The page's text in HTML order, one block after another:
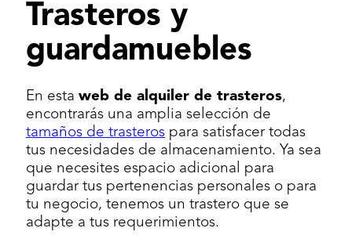
Trasteros y
guardamuebles
En esta web de alquiler de trasteros,
encontrarás una amplia selección de
tamaños de trasteros para satisfacer todas
tus necesidades de almacenamiento. Ya sea
que necesites espacio adicional para
guardar tus pertenencias personales o para
tu negocio, tenemos un trastero que se
adapte a tus requerimientos.